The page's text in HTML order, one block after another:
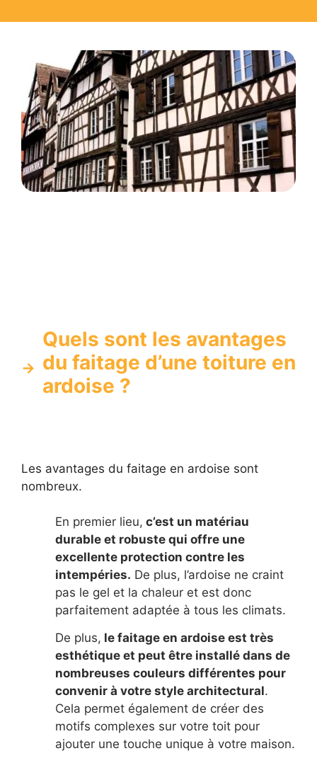
Quels sont les avantages
du faitage d’une toiture en
ardoise ?
Les avantages du faitage en ardoise sont
nombreux.
En premier lieu, c’est un matériau
durable et robuste qui offre une
excellente protection contre les
intempéries. De plus, l’ardoise ne craint
pas le gel et la chaleur et est donc
parfaitement adaptée à tous les climats.
De plus, le faitage en ardoise est très
esthétique et peut être installé dans de
nombreuses couleurs différentes pour
convenir à votre style architectural.
Cela permet également de créer des
motifs complexes sur votre toit pour
ajouter une touche unique à votre maison.